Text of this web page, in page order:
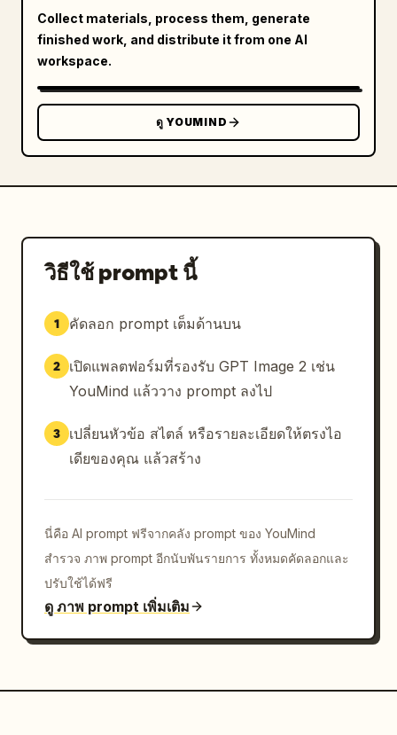
Collect materials, process them, generate
finished work, and distribute it from one AI
workspace.
ดู YOUMIND
วิธีใช้ prompt นี้
1 คัดลอก prompt เต็มด้านบน
2
เปิดแพลตฟอร์มที่รองรับ GPT Image 2 เช่น
YouMind แล้ววาง prompt ลงไป
3
เปลี่ยนหัวข้อ สไตล์ หรือรายละเอียดให้ตรงไอ
เดียของคุณ แล้วสร้าง
นี่คือ AI prompt ฟรีจากคลัง prompt ของ YouMind
สำรวจ ภาพ prompt อีกนับพันรายการ ทั้งหมดคัดลอกและ
ปรับใช้ได้ฟรี
ดู ภาพ prompt เพิ่มเติม